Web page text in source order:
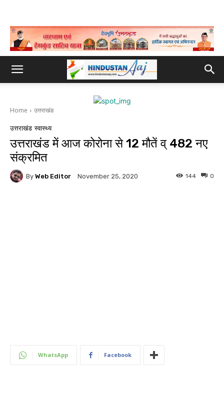
Home उत्तराखंड
उत्तराखंड स्वास्थ्य
उत्तराखंड में आज कोरोना से 12 मौतें व् 482 नए
संक्रमित
By Web Editor November 25, 2020 0
144
WhatsApp Facebook